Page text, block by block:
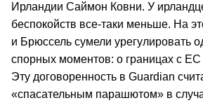
Ирландии Саймон Ковни. У
беспокойств все-таки меньше. На
и Брюссель сумели урегулировать
спорных моментов: о границах с ЕС
Эту договоренность в Guardian
«спасательным парашютом» в